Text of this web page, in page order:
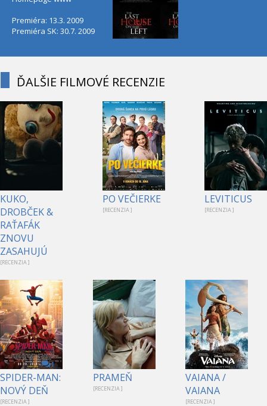
Premiéra: 13.3. 2009
Premiéra SK: 30.7. 2009
ĎALŠIE FILMOVÉ RECENZIE
KUKO,
DROBČEK &
RAŤAFÁK
ZNOVU
ZASAHUJÚ
[RECENZIA ]
PO VEČIERKE
[RECENZIA ]
LEVITICUS
[RECENZIA ]
1
SPIDER-MAN:
NOVÝ DEŇ
[RECENZIA ]
PRAMEŇ
[RECENZIA ]
VAIANA /
VAIANA
[RECENZIA ]